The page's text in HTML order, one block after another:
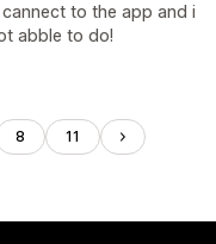
to the app and i
abble to do!
8 11